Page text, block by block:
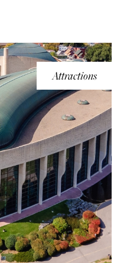
Attractions